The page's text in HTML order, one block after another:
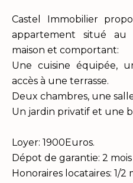
Castel Immobilier
appartement situé au
maison et comportant:
Une cuisine équipée,
accès à une terrasse.
Deux chambres, une
Un jardin privatif et une
Loyer: 1900Euros.
Dépot de garantie: 2
Honoraires locataires: 1/2